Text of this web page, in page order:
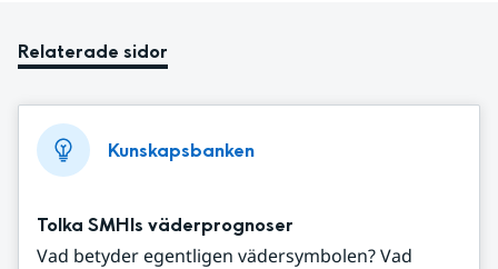
Relaterade sidor
Kunskapsbanken
Tolka SMHIs väderprognoser
Vad betyder egentligen vädersymbolen? Vad